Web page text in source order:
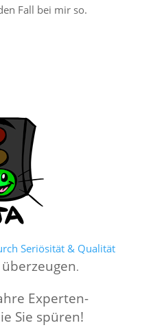
Fall bei mir so.
Seriösität & Qualität
überzeugen.
Experten-
Sie spüren!